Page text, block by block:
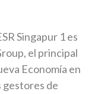
Singapur 1 es
el principal
Economía en
gestores de